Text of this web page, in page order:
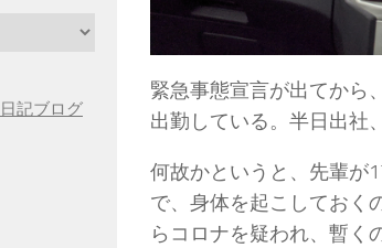
緊急事態宣言が出てから
出勤している。半日出社
何故かというと、先輩が
で、身体を起こしておく
らコロナを疑われ、暫く